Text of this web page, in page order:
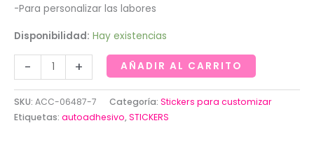
-Para personalizar las labores
Disponibilidad: Hay existencias
-
Pegatina
autoadhesiva
cuadrada
"EL
+ AÑADIR AL CARRITO
SKU: ACC-06487-7 Categoría: Stickers para customizar
Etiquetas: autoadhesivo,STICKERS